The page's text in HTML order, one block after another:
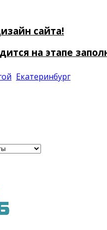
сайта!
на этапе
Екатеринбург